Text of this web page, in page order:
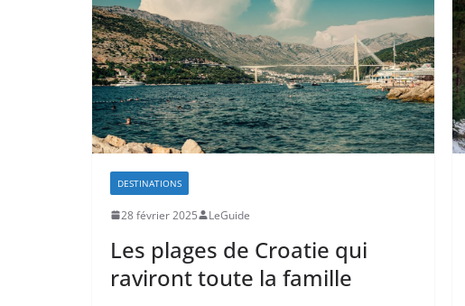
DESTINATIONS
28 février 2025 LeGuide
Les plages de Croatie qui
raviront toute la famille